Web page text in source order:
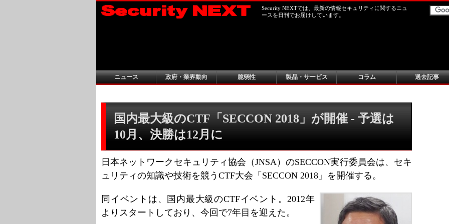
Security NEXTでは、最新の情報セキュリティに関するニュ
ースを日刊でお届けしています。
ニュース 政府・業界動向 脆弱性 製品・サービス コラム 過去記事
国内最大級のCTF「SECCON 2018」が開催 - 予選は
10月、決勝は12月に
日本ネットワークセキュリティ協会（JNSA）のSECCON実行委員会は、セキ
ュリティの知識や技術を競うCTF大会「SECCON 2018」を開催する。
同イベントは、国内最大級のCTFイベント。2012年
よりスタートしており、今回で7年目を迎えた。